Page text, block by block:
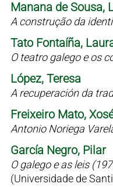
Manana de Sousa,
A construção da
Tato Fontaíña,
O teatro galego e os
López, Teresa
A recuperación da
Freixeiro Mato,
Antonio Noriega
García Negro, Pilar
O galego e as leis
(Universidade de